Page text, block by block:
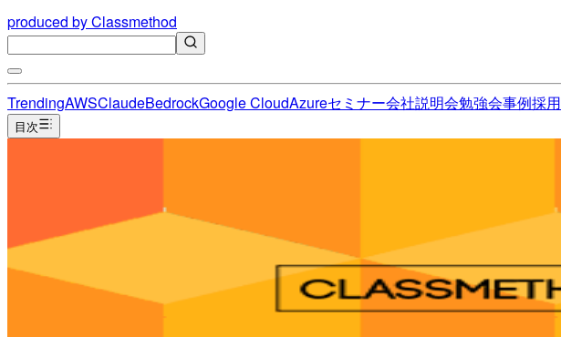
produced by Classmethod
TrendingAWSClaudeBedrockGoogle CloudAzureセミナー会社説明会勉強会事例採用
目次